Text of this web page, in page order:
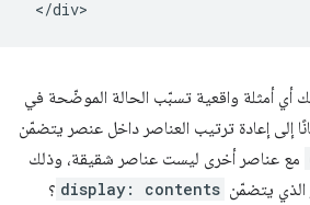
أي أمثلة واقعية تسبّب الحالة الموضّحة في
إلى إعادة ترتيب العناصر داخل عنصر يتضمّن
مع عناصر أخرى ليست عناصر شقيقة، وذلك
الذي يتضمّن display: contents ؟